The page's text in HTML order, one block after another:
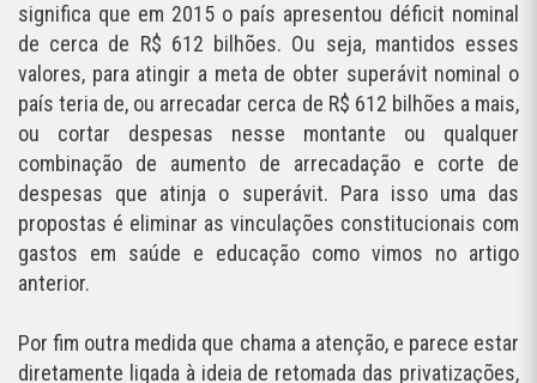
significa que em 2015 o país apresentou déficit nominal
de cerca de R$ 612 bilhões. Ou seja, mantidos esses
valores, para atingir a meta de obter superávit nominal o
país teria de, ou arrecadar cerca de R$ 612 bilhões a mais,
ou cortar despesas nesse montante ou qualquer
combinação de aumento de arrecadação e corte de
despesas que atinja o superávit. Para isso uma das
propostas é eliminar as vinculações constitucionais com
gastos em saúde e educação como vimos no artigo
anterior.
Por fim outra medida que chama a atenção, e parece estar
diretamente ligada à ideia de retomada das privatizações,